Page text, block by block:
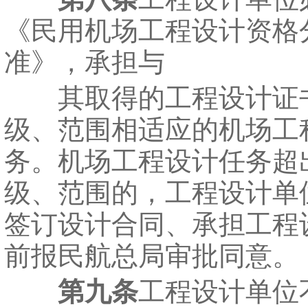
《民用机场工程设计资
准》，承担与
其取得的工程设计证
级、范围相适应的机场工
务。机场工程设计任务超
级、范围的，工程设计单
签订设计合同、承担工程
前报民航总局审批同意。
第九条工程设计单位